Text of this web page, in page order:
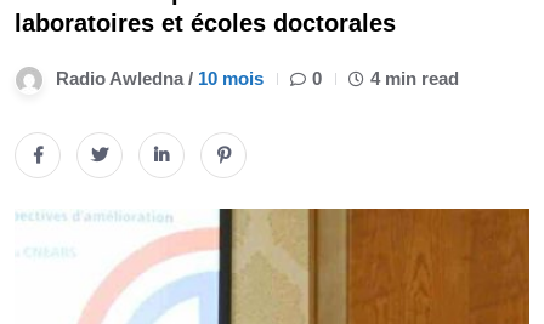
laboratoires et écoles doctorales
Radio Awledna / 10 mois 0 4 min read